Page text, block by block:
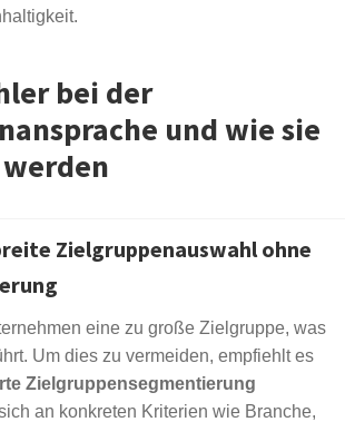
bei der
und wie sie
Zielgruppenauswahl ohne
eine zu große Zielgruppe, was
Um dies zu vermeiden, empfiehlt es
Zielgruppensegmentierung
an konkreten Kriterien wie Branche,